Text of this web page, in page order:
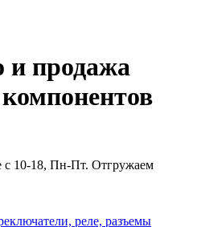
и продажа
с 10-18, Пн-Пт. Отгружаем
реле, разъемы